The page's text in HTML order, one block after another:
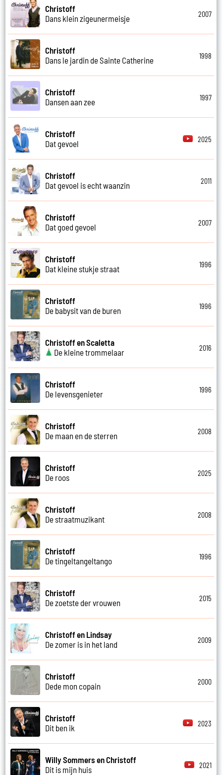
Christoff
Dans klein zigeunermeisje
2007
Christoff
Dans le jardin de Sainte Catherine
1998
Christoff
Dansen aan zee
1997
Christoff
Dat gevoel
2025
Christoff
Dat gevoel is echt waanzin
2011
Christoff
Dat goed gevoel
2007
Christoff
Dat kleine stukje straat
1996
Christoff
De babysit van de buren
1996
Christoff en Scaletta
De kleine trommelaar
2016
Christoff
De levensgenieter
1996
Christoff
De maan en de sterren
2008
Christoff
De roos
2025
Christoff
De straatmuzikant
2008
Christoff
De tingeltangeltango
1996
Christoff
De zoetste der vrouwen
2015
Christoff en Lindsay
De zomer is in het land
2009
Christoff
Dede mon copain
2000
Christoff
Dit ben ik
2023
Willy Sommers en Christoff
Dit is mijn huis
2021